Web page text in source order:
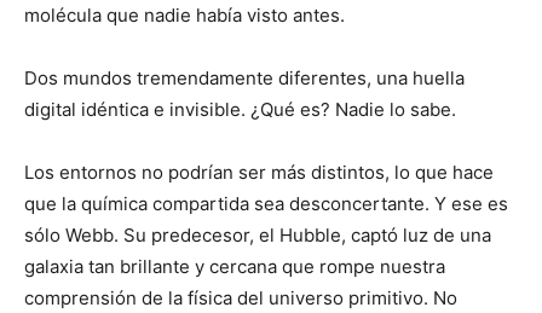
molécula que nadie había visto antes.
Dos mundos tremendamente diferentes, una huella
digital idéntica e invisible. ¿Qué es? Nadie lo sabe.
Los entornos no podrían ser más distintos, lo que hace
que la química compartida sea desconcertante. Y ese es
sólo Webb. Su predecesor, el Hubble, captó luz de una
galaxia tan brillante y cercana que rompe nuestra
comprensión de la física del universo primitivo. No